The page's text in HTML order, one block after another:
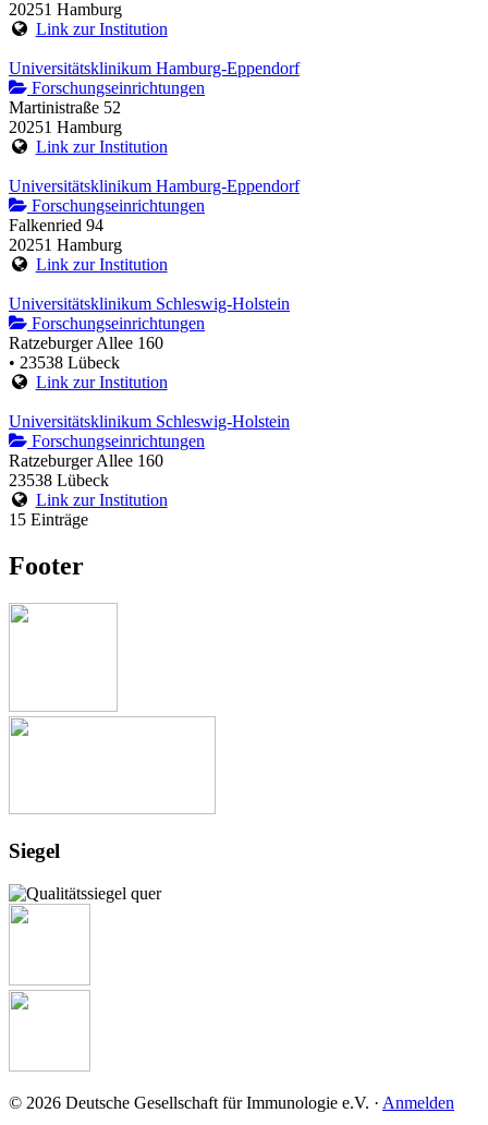
20251 Hamburg
Link zur Institution
Universitätsklinikum Hamburg-Eppendorf
Forschungseinrichtungen
Martinistraße 52
20251 Hamburg
Link zur Institution
Universitätsklinikum Hamburg-Eppendorf
Forschungseinrichtungen
Falkenried 94
20251 Hamburg
Link zur Institution
Universitätsklinikum Schleswig-Holstein
Forschungseinrichtungen
Ratzeburger Allee 160
• 23538 Lübeck
Link zur Institution
Universitätsklinikum Schleswig-Holstein
Forschungseinrichtungen
Ratzeburger Allee 160
23538 Lübeck
Link zur Institution
15 Einträge
Footer
Siegel
© 2026 Deutsche Gesellschaft für Immunologie e.V. · Anmelden